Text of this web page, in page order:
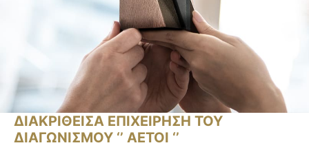
ΔΙΑΚΡΙΘΕΙΣΑ ΕΠΙΧΕΙΡΗΣΗ ΤΟΥ
ΔΙΑΓΩΝΙΣΜΟΥ ‘’ ΑΕΤΟΙ ‘’